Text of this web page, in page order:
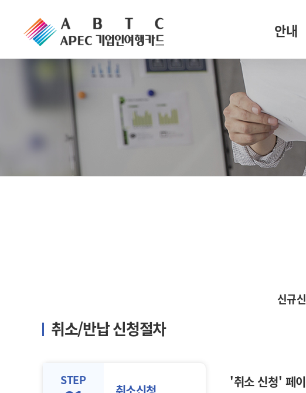
안내
신규
취소/반납 신청절차
STEP '취소 신청' 페